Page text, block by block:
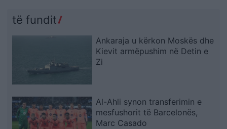
me Kinën
të fundit
Ankaraja u kërkon Moskës dhe
Kievit armëpushim në Detin e
Zi
Al-Ahli synon transferimin e
mesfushorit të Barcelonës,
Marc Casado